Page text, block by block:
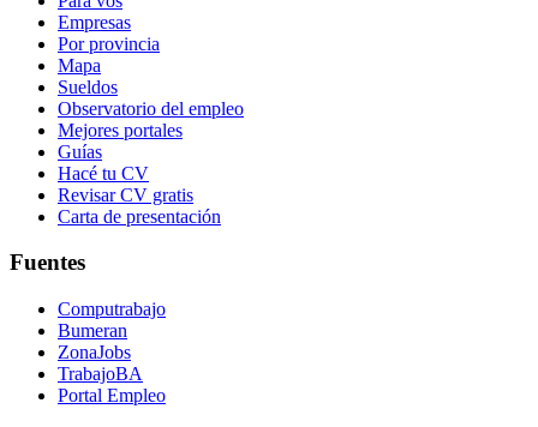
Empresas
Por provincia
Mapa
Sueldos
Observatorio del empleo
Mejores portales
Guías
Hacé tu CV
Revisar CV gratis
Carta de presentación
Fuentes
Computrabajo
Bumeran
ZonaJobs
TrabajoBA
Portal Empleo